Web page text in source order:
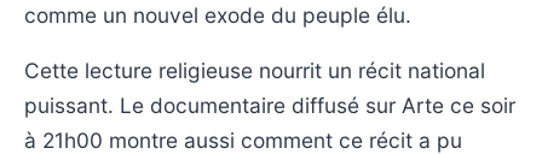
comme un nouvel exode du peuple élu.
Cette lecture religieuse nourrit un récit national
puissant. Le documentaire diffusé sur Arte ce soir
à 21h00 montre aussi comment ce récit a pu